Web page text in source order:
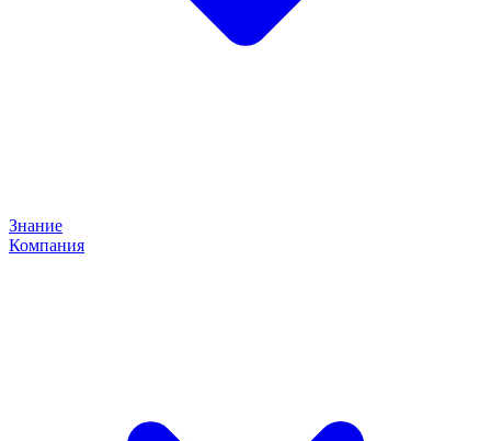
Знание
Компания